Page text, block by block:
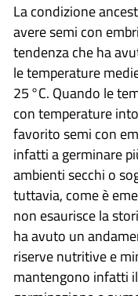
La condizione
avere semi con
tendenza che ha
le temperature
25 °C. Quando le
con temperature
favorito semi con
infatti a germinare
ambienti secchi o
tuttavia, come è
non esaurisce la
ha avuto un
riserve nutritive e
mantengono infatti